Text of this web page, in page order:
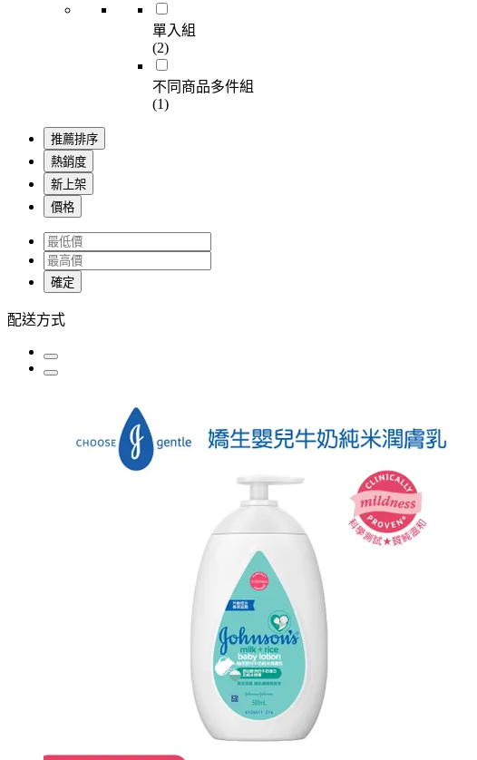
單入組
(2)
不同商品多件組
(1)
推薦排序
熱銷度
新上架
價格
確定
配送方式